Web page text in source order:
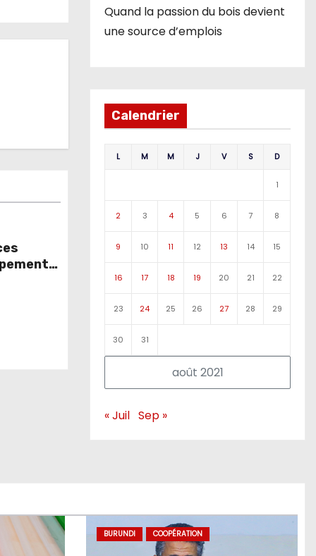
Quand la passion du bois devient
une source d’emplois
Calendrier
août 2021
L M M J V S D
1
2 3 4 5 6 7 8
9 10 11 12 13 14 15
16 17 18 19 20 21 22
23 24 25 26 27 28 29
30 31
« Juil Sep »
BURUNDI COOPÉRATION